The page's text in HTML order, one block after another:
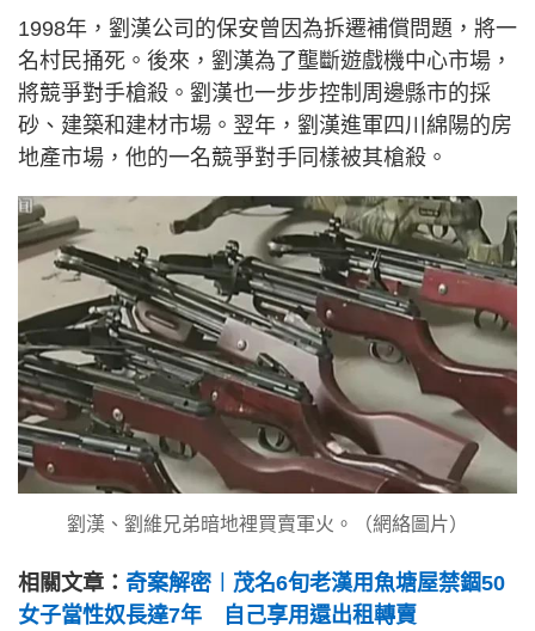
1998年，劉漢公司的保安曾因為拆遷補償問題，將一
名村民捅死。後來，劉漢為了壟斷遊戲機中心市場，
將競爭對手槍殺。劉漢也一步步控制周邊縣市的採
砂、建築和建材市場。翌年，劉漢進軍四川綿陽的房
地產市場，他的一名競爭對手同樣被其槍殺。
劉漢、劉維兄弟暗地裡買賣軍火。（網絡圖片）
相關文章： 奇案解密︱茂名6旬老漢用魚塘屋禁錮50
女子當性奴長達7年 自己享用還出租轉賣